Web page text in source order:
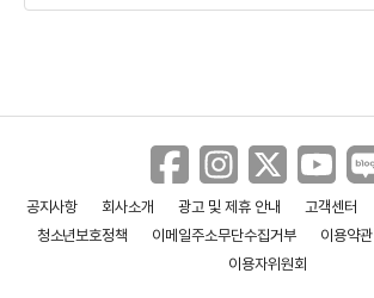
공지사항 회사소개 광고 및 제휴 안내 고객센터
청소년보호정책
이메일주소무단수집거부 이용약관
이용자위원회